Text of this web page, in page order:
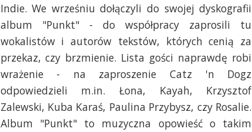
Indie. We wrześniu dołączyli do swojej dyskografii
album "Punkt" - do współpracy zaprosili tu
wokalistów i autorów tekstów, których cenią za
przekaz, czy brzmienie. Lista gości naprawdę robi
wrażenie - na zaproszenie Catz 'n Dogz
odpowiedzieli m.in. Łona, Kayah, Krzysztof
Zalewski, Kuba Karaś, Paulina Przybysz, czy Rosalie.
Album "Punkt" to muzyczna opowieść o takim